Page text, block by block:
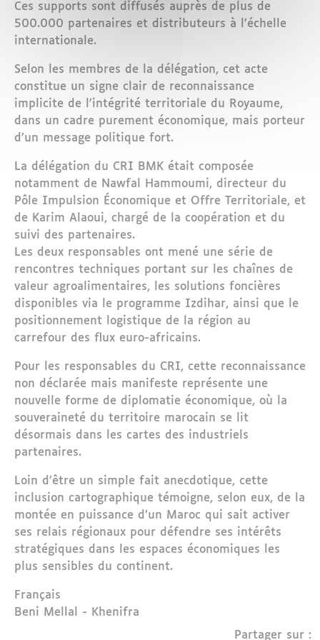
Ces supports sont diffusés auprès de plus de
500.000 partenaires et distributeurs à l’échelle
internationale.
Selon les membres de la délégation, cet acte
constitue un signe clair de reconnaissance
implicite de l’intégrité territoriale du Royaume,
dans un cadre purement économique, mais porteur
d’un message politique fort.
La délégation du CRI BMK était composée
notamment de Nawfal Hammoumi, directeur du
Pôle Impulsion Économique et Offre Territoriale, et
de Karim Alaoui, chargé de la coopération et du
suivi des partenaires.
Les deux responsables ont mené une série de
rencontres techniques portant sur les chaînes de
valeur agroalimentaires, les solutions foncières
disponibles via le programme Izdihar, ainsi que le
positionnement logistique de la région au
carrefour des flux euro-africains.
Pour les responsables du CRI, cette reconnaissance
non déclarée mais manifeste représente une
nouvelle forme de diplomatie économique, où la
souveraineté du territoire marocain se lit
désormais dans les cartes des industriels
partenaires.
Loin d’être un simple fait anecdotique, cette
inclusion cartographique témoigne, selon eux, de la
montée en puissance d’un Maroc qui sait activer
ses relais régionaux pour défendre ses intérêts
stratégiques dans les espaces économiques les
plus sensibles du continent.
Langue
Français
Région
Beni Mellal - Khenifra
Partager sur :